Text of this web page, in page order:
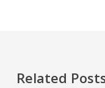
Related